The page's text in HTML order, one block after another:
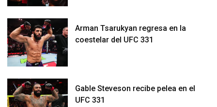
Arman Tsarukyan regresa en la
coestelar del UFC 331
Gable Steveson recibe pelea en el
UFC 331